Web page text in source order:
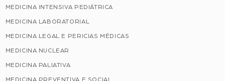
MEDICINA INTENSIVA PEDIÁTRICA
MEDICINA LABORATORIAL
MEDICINA LEGAL E PERICIAS MÉDICAS
MEDICINA NUCLEAR
MEDICINA PALIATIVA
MEDICINA PREVENTIVA E SOCIAL